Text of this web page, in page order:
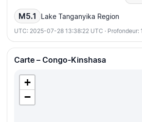
M5.1 Lake Tanganyika Region
UTC: 2025-07-28 13:38:22 UTC · Profondeur:
Carte – Congo-Kinshasa
+
−